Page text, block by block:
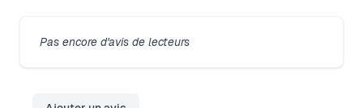
Pas encore d'avis de lecteurs